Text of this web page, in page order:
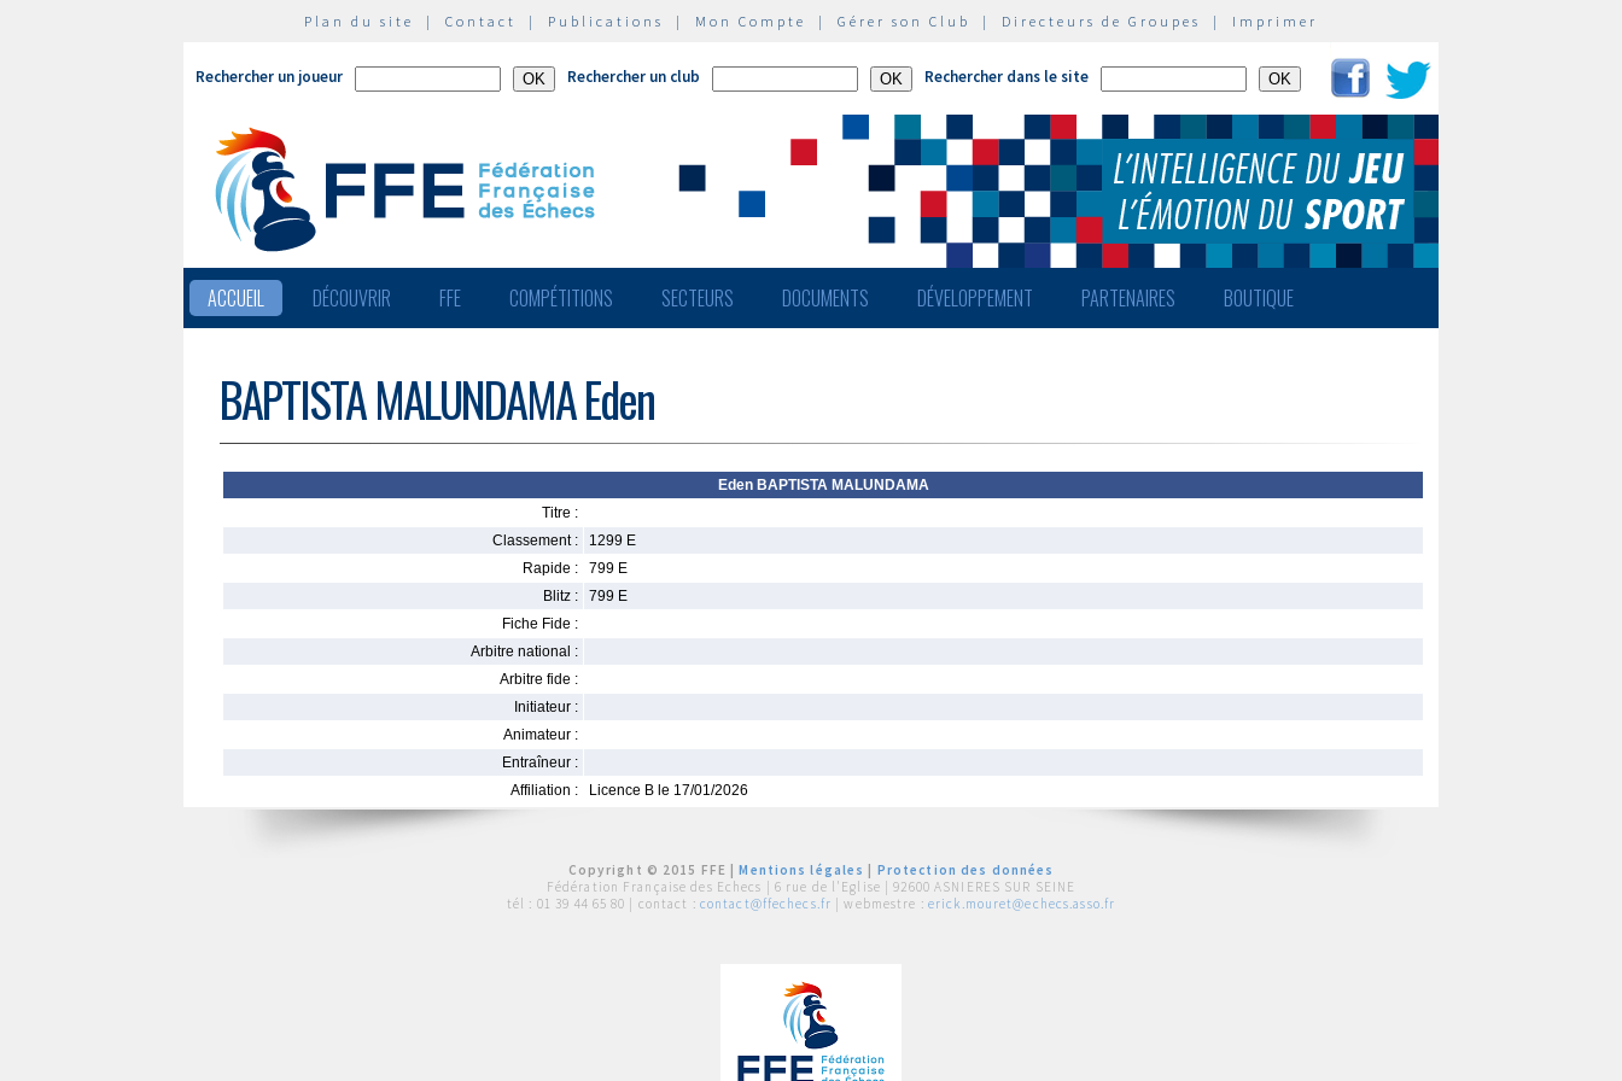
Plan du site | Contact | Publications | Mon Compte | Gérer son Club | Directeurs de Groupes | Imprimer
Rechercher un joueur Rechercher un club Rechercher dans le site
ACCUEIL DÉCOUVRIR FFE COMPÉTITIONS SECTEURS DOCUMENTS DÉVELOPPEMENT PARTENAIRES BOUTIQUE
BAPTISTA MALUNDAMA Eden
Eden BAPTISTA MALUNDAMA
Titre :
Classement :
1299 E
Rapide :
799 E
Blitz :
799 E
Fiche Fide :
Arbitre national :
Arbitre fide :
Initiateur :
Animateur :
Entraîneur :
Affiliation :
Licence B le 17/01/2026
Copyright © 2015 FFE |Mentions légales
Protection des données
Fédération Française des Echecs | 6 rue de l'Eglise | 92600 ASNIERES SUR SEINE
tél : 01 39 44 65 80 | contact : contact@ffechecs.fr | webmestre : erick.mouret@echecs.asso.fr